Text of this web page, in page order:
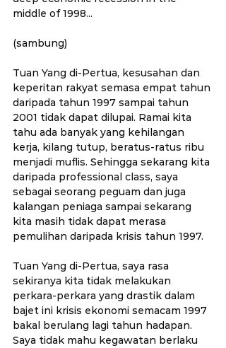
middle of 1998...
(sambung)
Tuan Yang di-Pertua, kesusahan dan
keperitan rakyat semasa empat tahun
daripada tahun 1997 sampai tahun
2001 tidak dapat dilupai. Ramai kita
tahu ada banyak yang kehilangan
kerja, kilang tutup, beratus-ratus ribu
menjadi muflis. Sehingga sekarang kita
daripada professional class, saya
sebagai seorang peguam dan juga
kalangan peniaga sampai sekarang
kita masih tidak dapat merasa
pemulihan daripada krisis tahun 1997.
Tuan Yang di-Pertua, saya rasa
sekiranya kita tidak melakukan
perkara-perkara yang drastik dalam
bajet ini krisis ekonomi semacam 1997
bakal berulang lagi tahun hadapan.
Saya tidak mahu kegawatan berlaku